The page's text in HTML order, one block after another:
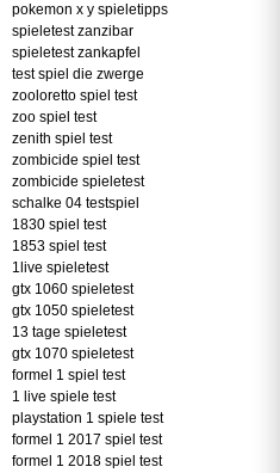
pokemon x y spieletipps
spieletest zanzibar
spieletest zankapfel
test spiel die zwerge
zooloretto spiel test
zoo spiel test
zenith spiel test
zombicide spiel test
zombicide spieletest
schalke 04 testspiel
1830 spiel test
1853 spiel test
1live spieletest
gtx 1060 spieletest
gtx 1050 spieletest
13 tage spieletest
gtx 1070 spieletest
formel 1 spiel test
1 live spiele test
playstation 1 spiele test
formel 1 2017 spiel test
formel 1 2018 spiel test